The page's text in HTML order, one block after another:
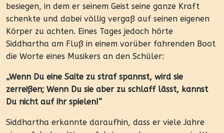
besiegen, in dem er seinem Geist seine ganze Kraft
schenkte und dabei völlig vergaß auf seinen eigenen
Körper zu achten. Eines Tages jedoch hörte
Siddhartha am Fluß in einem vorüber fahrenden Boot
die Worte eines Musikers an den Schüler:
„Wenn Du eine Saite zu straf spannst, wird sie
zerreißen; Wenn Du sie aber zu schlaff lässt, kannst
Du nicht auf ihr spielen!“
Siddhartha erkannte daraufhin, dass er viele Jahre